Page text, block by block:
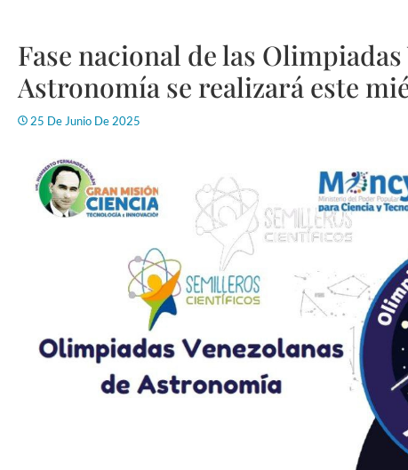
Fase nacional de las Olimpiadas
Astronomía se realizará este
25 De Junio De 2025